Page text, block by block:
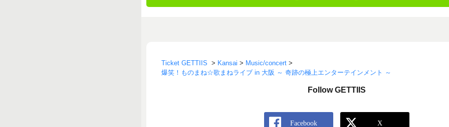
Ticket GETTIIS > Kansai > Music/concert >
爆笑！ものまね☆歌まねライブ in 大阪 ～ 奇跡の極上エンターテインメント ～
Follow GETTIIS